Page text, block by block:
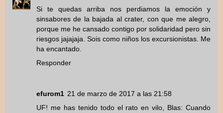
Si te quedas arriba nos perdiamos la emoción y
sinsabores de la bajada al crater, con que me alegro,
porque me he cansado contigo por solidaridad pero sin
riesgos jajajaja. Sois como niños los excursionistas. Me
ha encantado.
Responder
efurom1 21 de marzo de 2017 a las 21:58
UF! me has tenido todo el rato en vilo, Blas: Cuando